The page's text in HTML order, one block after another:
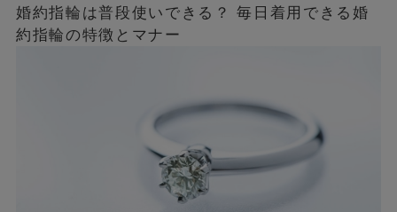
婚約指輪は普段使いできる？ 毎日着用できる婚
約指輪の特徴とマナー